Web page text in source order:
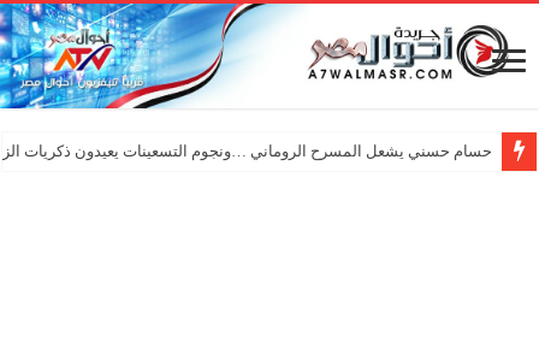
حسام حسني يشعل المسرح الروماني …ونجوم التسعينات يعيدون ذكريات